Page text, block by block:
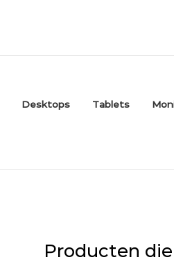
Desktops Tablets
Producten